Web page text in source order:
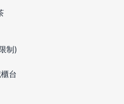
制)
台